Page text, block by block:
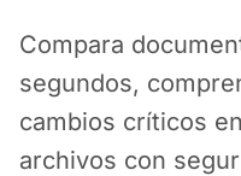
Compara
segundos,
cambios críticos
archivos con